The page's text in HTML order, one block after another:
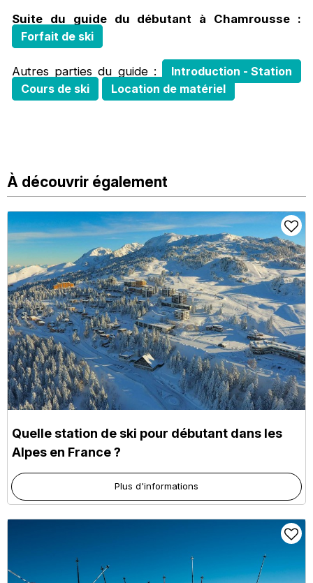
Suite du guide du débutant à Chamrousse :
Forfait de ski
Autres parties du guide :
Introduction - Station
Cours de ski
Location de matériel
À découvrir également
Quelle station de ski pour débutant dans les
Alpes en France ?
Plus d'informations